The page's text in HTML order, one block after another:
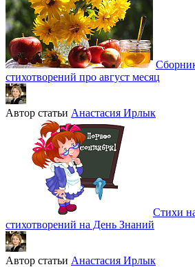
стихотворений про август месяц
Автор статьи Анастасия Ирлык
Стихи
стихотворений на День Знаний
Автор статьи Анастасия Ирлык